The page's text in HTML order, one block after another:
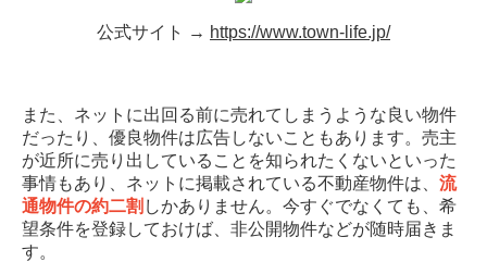
公式サイト → https://www.town-life.jp/
また、ネットに出回る前に売れてしまうような良い物件
だったり、優良物件は広告しないこともあります。売主
が近所に売り出していることを知られたくないといった
事情もあり、ネットに掲載されている不動産物件は、 流
通物件の約二割 しかありません。今すぐでなくても、希
望条件を登録しておけば、非公開物件などが随時届きま
す。